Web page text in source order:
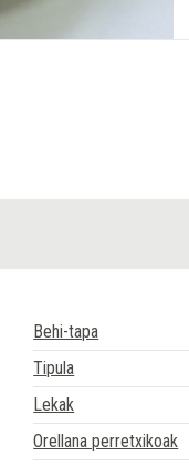
Behi-tapa
Tipula
Lekak
Orellana perretxikoak